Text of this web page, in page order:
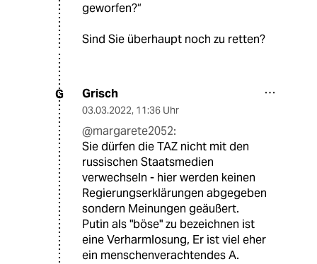
geworfen?“
Sind Sie überhaupt noch zu retten?
G Grisch
03.03.2022, 11:36 Uhr
@margarete2052:
Sie dürfen die TAZ nicht mit den
russischen Staatsmedien
verwechseln - hier werden keinen
Regierungserklärungen abgegeben
sondern Meinungen geäußert.
Putin als "böse" zu bezeichnen ist
eine Verharmlosung, Er ist viel eher
ein menschenverachtendes A.